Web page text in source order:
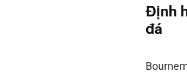
Định
đá